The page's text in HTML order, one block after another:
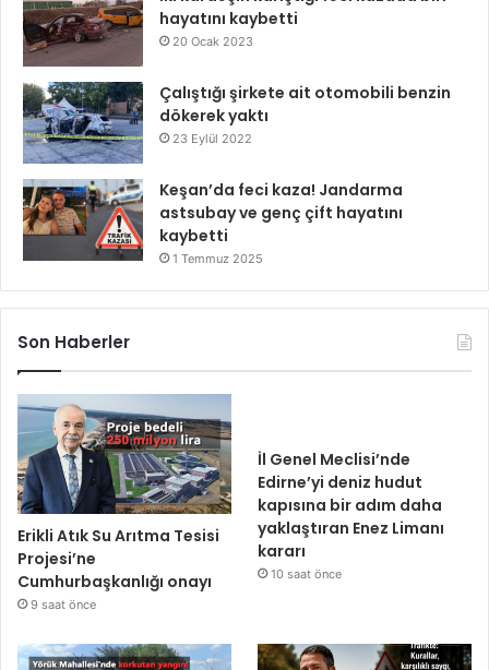
hayatını kaybetti
20 Ocak 2023
Çalıştığı şirkete ait otomobili benzin
dökerek yaktı
23 Eylül 2022
Keşan’da feci kaza! Jandarma
astsubay ve genç çift hayatını
kaybetti
1 Temmuz 2025
Son Haberler
Erikli Atık Su Arıtma Tesisi
Projesi’ne
Cumhurbaşkanlığı onayı
9 saat önce
İl Genel Meclisi’nde
Edirne’yi deniz hudut
kapısına bir adım daha
yaklaştıran Enez Limanı
kararı
10 saat önce